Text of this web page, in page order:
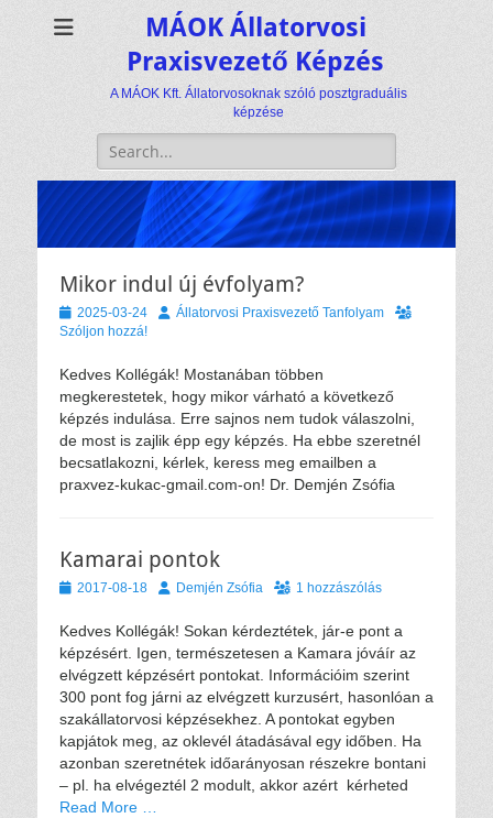
MÁOK Állatorvosi
Praxisvezető Képzés
A MÁOK Kft. Állatorvosoknak szóló posztgraduális
képzése
Keresés:
Mikor indul új évfolyam?
Közzétéve
2025-03-24 SzerzőÁllatorvosi Praxisvezető Tanfolyam
Szóljon hozzá!
Kedves Kollégák! Mostanában többen
megkerestetek, hogy mikor várható a következő
képzés indulása. Erre sajnos nem tudok válaszolni,
de most is zajlik épp egy képzés. Ha ebbe szeretnél
becsatlakozni, kérlek, keress meg emailben a
praxvez-kukac-gmail.com-on! Dr. Demjén Zsófia
Kamarai pontok
Közzétéve
2017-08-18 SzerzőDemjén Zsófia 1 hozzászólás
Kedves Kollégák! Sokan kérdeztétek, jár-e pont a
képzésért. Igen, természetesen a Kamara jóváír az
elvégzett képzésért pontokat. Információim szerint
300 pont fog járni az elvégzett kurzusért, hasonlóan a
szakállatorvosi képzésekhez. A pontokat egyben
kapjátok meg, az oklevél átadásával egy időben. Ha
azonban szeretnétek időarányosan részekre bontani
– pl. ha elvégeztél 2 modult, akkor azért kérheted
Read More …